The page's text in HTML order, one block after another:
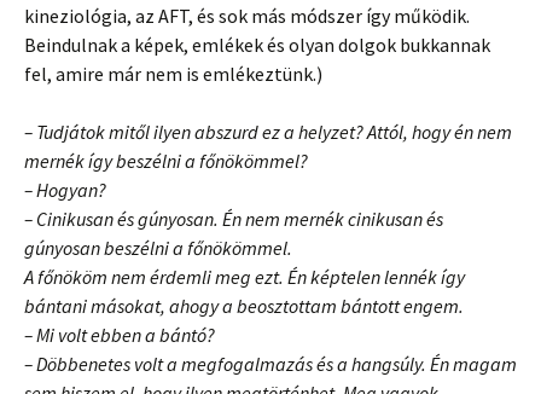
kineziológia, az AFT, és sok más módszer így működik.
Beindulnak a képek, emlékek és olyan dolgok bukkannak
fel, amire már nem is emlékeztünk.)
– Tudjátok mitől ilyen abszurd ez a helyzet? Attól, hogy én nem
mernék így beszélni a főnökömmel?
– Hogyan?
– Cinikusan és gúnyosan. Én nem mernék cinikusan és
gúnyosan beszélni a főnökömmel.
A főnököm nem érdemli meg ezt. Én képtelen lennék így
bántani másokat, ahogy a beosztottam bántott engem.
– Mi volt ebben a bántó?
– Döbbenetes volt a megfogalmazás és a hangsúly. Én magam